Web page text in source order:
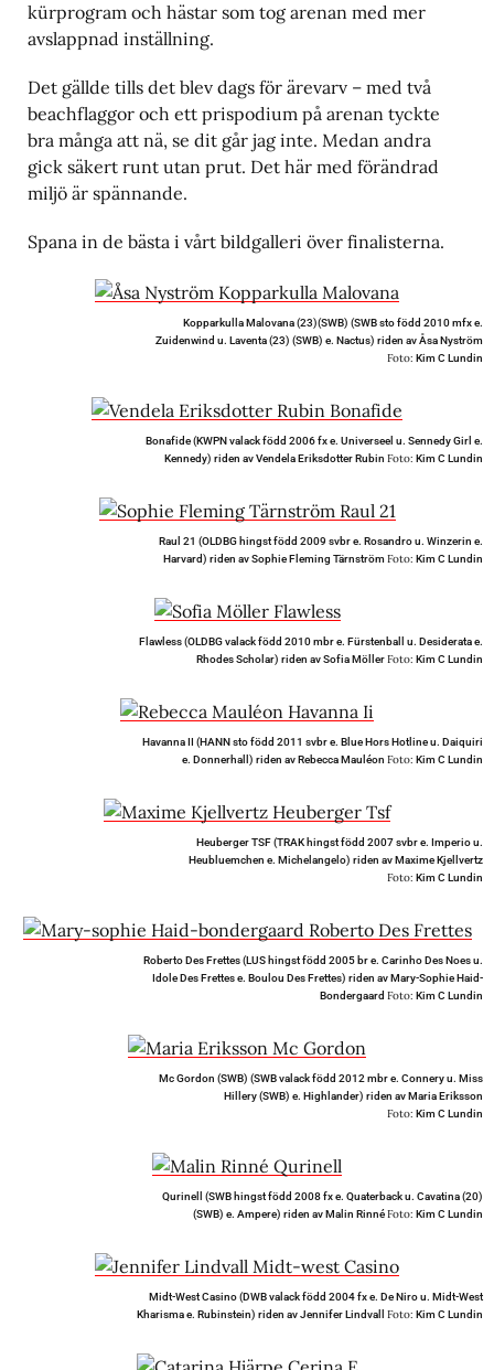
kürprogram och hästar som tog arenan med mer
avslappnad inställning.
Det gällde tills det blev dags för ärevarv – med två
beachflaggor och ett prispodium på arenan tyckte
bra många att nä, se dit går jag inte. Medan andra
gick säkert runt utan prut. Det här med förändrad
miljö är spännande.
Spana in de bästa i vårt bildgalleri över finalisterna.
Kopparkulla Malovana (23)(SWB) (SWB sto född 2010 mfx e.
Zuidenwind u. Laventa (23) (SWB) e. Nactus) riden av Åsa Nyström
Foto: Kim C Lundin
Bonafide (KWPN valack född 2006 fx e. Universeel u. Sennedy Girl e.
Kennedy) riden av Vendela Eriksdotter Rubin Foto: Kim C Lundin
Raul 21 (OLDBG hingst född 2009 svbr e. Rosandro u. Winzerin e.
Harvard) riden av Sophie Fleming TärnströmFoto: Kim C Lundin
Flawless (OLDBG valack född 2010 mbr e. Fürstenball u. Desiderata e.
Rhodes Scholar) riden av Sofia MöllerFoto: Kim C Lundin
Havanna II (HANN sto född 2011 svbr e. Blue Hors Hotline u. Daiquiri
e. Donnerhall) riden av Rebecca Mauléon Foto: Kim C Lundin
Heuberger TSF (TRAK hingst född 2007 svbr e. Imperio u.
Heubluemchen e. Michelangelo) riden av Maxime Kjellvertz
Foto: Kim C Lundin
Roberto Des Frettes (LUS hingst född 2005 br e. Carinho Des Noes u.
Idole Des Frettes e. Boulou Des Frettes) riden av Mary-Sophie Haid-
Bondergaard Foto: Kim C Lundin
Mc Gordon (SWB) (SWB valack född 2012 mbr e. Connery u. Miss
Hillery (SWB) e. Highlander) riden av Maria Eriksson
Foto: Kim C Lundin
Qurinell (SWB hingst född 2008 fx e. Quaterback u. Cavatina (20)
(SWB) e. Ampere) riden av Malin RinnéFoto: Kim C Lundin
Midt-West Casino (DWB valack född 2004 fx e. De Niro u. Midt-West
Kharisma e. Rubinstein) riden av Jennifer Lindvall Foto: Kim C Lundin